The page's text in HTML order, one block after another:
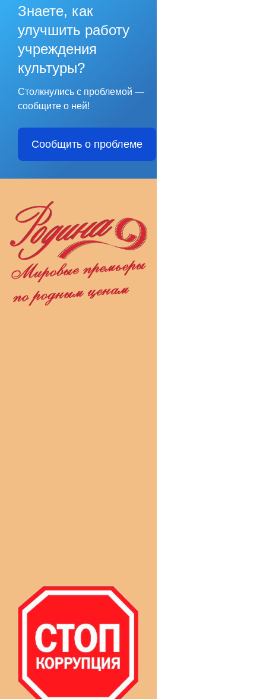
Знаете, как
улучшить работу
учреждения
культуры?
Столкнулись с проблемой —
сообщите о ней!
Сообщить о проблеме